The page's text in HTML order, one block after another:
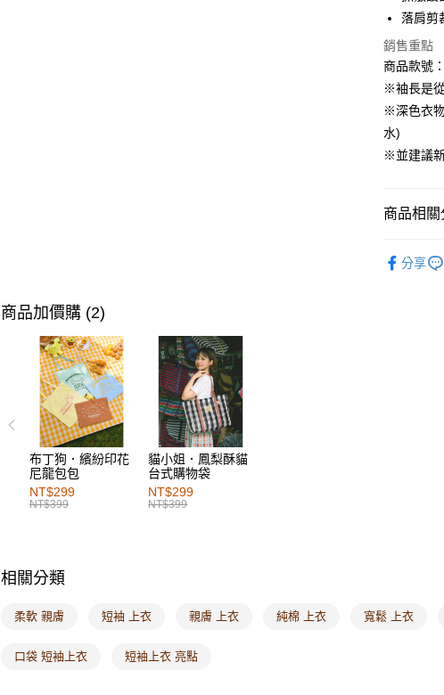
街口支付
運送方式
全家取貨
每筆
付款後全
萊爾富取
付款後萊
海外配送-
落肩剪
銷售重點
商品款號
※袖長是
※深色衣
水)
※並建議
商品相關
分享
商品加價購 (2)
布丁狗．繽紛印花
尼龍包包
NT$299
NT$399
貓小姐．鳳梨酥貓
台式購物袋
NT$299
NT$399
相關分類
柔軟 親膚 短袖 上衣 親膚 上衣 純棉 上衣 寬鬆 上衣
口袋 短袖上衣 短袖上衣 亮點